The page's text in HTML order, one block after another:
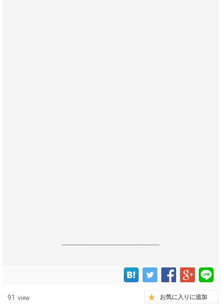
------------------------------------------------------------------
91 view お気に入りに追加